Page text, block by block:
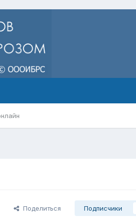
Поделиться Подписчики